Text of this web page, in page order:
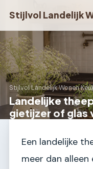
Stijlvol Landelijk
Stijlvol Landelijk Wonen›
Landelijke
gietijzer of glas
Een landelijke
meer dan alleen